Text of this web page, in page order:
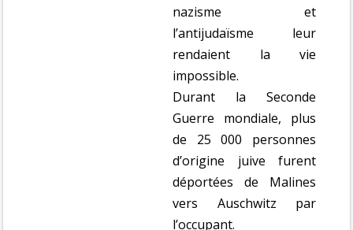
nazisme et
l’antijudaïsme leur
rendaient la vie
impossible.
Durant la Seconde
Guerre mondiale, plus
de 25 000 personnes
d’origine juive furent
déportées de Malines
vers Auschwitz par
l’occupant.